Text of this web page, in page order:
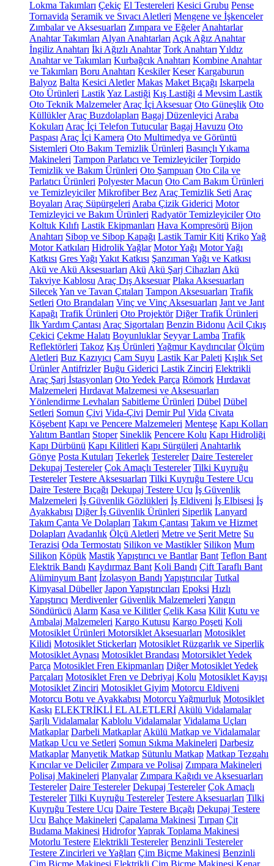
Lokma Takımları Çekiç El Testereleri Kesici Grubu Pense
Tornavida Seramik ve Sıvacı Aletleri Mengene ve İşkenceler
Zımbalar ve Aksesuarları Zımpara ve Eğeler Anahtarlar
Anahtar Takımları Alyan Anahtarları Açık Ağız Anahtar
İngiliz Anahtarı İki Ağızlı Anahtar Tork Anahtarı Yıldız
Anahtar ve Takımları Kurbağcık Anahtarı Kombine Anahtar
ve Takımları Boru Anahtarı Keskiler Keser Kargaburun
Balyoz Balta Kesici Aletler Makas Maket Bıçağı Iskarpela
Oto Ürünleri LastikYaz Lastiği Kış Lastiği 4 Mevsim Lastik
Oto Teknik Malzemeler Araç İçi Aksesuar Oto Güneşlik Oto
Küllükler Araç Buzdolapları Bagaj Düzenleyici Araba
Kokuları Araç İçi Telefon Tutucular Bagaj Havuzu Oto
Paspası Araç İçi Kamera Oto Multimedya ve Görüntü
Sistemleri Oto Bakım Temizlik Ürünleri Basınçlı Yıkama
Makineleri Tampon Parlatıcı ve Temizleyiciler Torpido
Temizlik ve Bakım Ürünleri Oto Şampuan Oto Cila ve
Parlatıcı Ürünleri Polyester Macun Oto Cam Bakım Ürünleri
ve Temizleyiciler Mikrofiber Bez Araç Temizlik Seti Araç
Boyaları Araç Süpürgeleri Araba Çizik Giderici Motor
Temizleyici ve Bakım Ürünleri Radyatör Temizleyiciler Oto
Koltuk Kılıfı Lastik Ekipmanları Hava Kompresörü Bijon
Anahtarı Sibop ve Sibop Kapağı Lastik Tamir Kiti KrikoYağ
Motor Katkıları Hidrolik Yağlar Motor Yağı Motor Yağı
Katkısı Gres Yağı Yakıt Katkısı Şanzıman Yağı ve Katkısı
Akü ve Akü Aksesuarları Akü Akü Şarj Cihazları Akü
Takviye Kablosu Araç Dış Aksesuar Plaka Aksesuarları
SilecekYan ve Tavan Çıtaları Tampon Aksesuarları Trafik
Setleri Oto Brandaları Vinç ve Vinç Aksesuarları Jant ve Jant
Kapağı Trafik Ürünleri Oto Projektör Diğer Trafik Ürünleri
İlk Yardım Çantası Araç Sigortaları Benzin Bidonu Acil Çıkış
Çekici Çekme Halatı Boyunluklar Seyyar Lamba Trafik
Reflektörleri Takoz Kış Ürünleri Yağmur Kaydırıcılar Ölçüm
Aletleri Buz Kazıyıcı Cam Suyu Lastik Kar Paleti Kışlık Set
Ürünler Antifrizler Buğu Giderici Lastik Zinciri Elektrikli
Araç Şarj İstasyonları Oto Yedek Parça Römork Hırdavat
Malzemeleri Hırdavat Malzemesi ve Aksesuarları
Yönlendirme Levhaları Sabitleme Ürünleri Dübel Dübel
Setleri Somun Çivi Vida-Çivi Demir Pul Vida Civata
Köşebent Kapı ve Pencere Malzemeleri Menteşe Kapı Kolları
Yalıtım Bantları Stoper Sineklik Pencere Kolu Kapı Hidroliği
Kapı Dürbünü Kapı Kilitleri Kapı Sürgüleri Anahtarlık
Gönye Posta Kutuları Tekerlek Testereler Daire Testereler
Dekupaj Testereler Çok Amaçlı Testereler Tilki Kuyruğu
Testereler Testere Aksesuarları Tilki Kuyruğu Testere Ucu
Daire Testere Bıçağı Dekupaj Testere Ucu İş Güvenlik
Malzemeleri İş Güvenlik Gözlükleri İş Eldiveni İş Elbisesi İş
Ayakkabısı Diğer İş Güvenlik Ürünleri Siperlik Lanyard
Takım Çanta Ve Dolapları Takım Çantası Takım ve Hizmet
Dolapları Avadanlık Ölçü Aletleri Metre ve Şerit Metre Su
Terazisi Oda Termostatı Silikon ve Mastikler Silikon Mum
Silikon Köpük MastikYapıştırıcı ve Bantlar Bant Teflon Bant
Elektrik Bandı Kaydırmaz Bant Koli Bandı Çift Taraflı Bant
Alüminyum Bant İzolasyon Bandı Yapıştırıcılar Tutkal
Kimyasal Dübeller Japon Yapıştırıcıları Epoksi Hızlı
Yapıştırıcı Merdivenler Güvenlik Malzemeleri Yangın
Söndürücü Alarm Kasa ve Kilitler Çelik Kasa Kilit Kutu ve
Ambalaj Malzemeleri Kargo Kutusu Kargo Poşeti Koli
Motosiklet Ürünleri Motorsiklet Aksesuarları Motosiklet
Kilidi Motosiklet Stickerları Motosiklet Rüzgarlık ve Siperlik
Motosiklet Aynası Motosiklet Brandası Motorsiklet Yedek
Parça Motosiklet Fren Ekipmanları Diğer Motosiklet Yedek
Parçaları Motosiklet Fren ve Debriyaj Kolu Motosiklet Kayışı
Motosiklet Zinciri Motosiklet Giyim Motorcu Eldiveni
Motorcu Botu ve Ayakkabısı Motorcu Yağmurluk Motosiklet
Kaskı ELEKTRİKLİ EL ALETLERİ Akülü Vidalamalar
Şarjlı Vidalamalar Kablolu Vidalamalar Vidalama Uçları
Matkaplar Darbeli Matkaplar Akülü Matkap ve Vidalamalar
Matkap Ucu ve Setleri Somun Sıkma Makineleri Darbesiz
Matkaplar Manyetik Matkap Sütunlu Matkap Matkap Tezgahı
Kırıcılar ve Deliciler Zımpara ve Polisaj Zımpara Makineleri
Polisaj Makineleri Planyalar Zımpara Kağıdı ve Aksesuarları
Testereler Daire Testereler Dekupaj Testereler Çok Amaçlı
Testereler Tilki Kuyruğu Testereler Testere Aksesuarları Tilki
Kuyruğu Testere Ucu Daire Testere Bıçağı Dekupaj Testere
Ucu Bahçe Makineleri Çapalama Makinesi Tırpan Çit
Budama Makinesi HidroforYaprak Toplama Makinesi
Motorlu Testere Elektrikli Testereler Benzinli Testereler
Testere Zincirleri ve Yağları Çim Biçme Makinesi Benzinli
Çim Biçme Makinesi Elektrikli Çim Biçme Makinesi Kenar